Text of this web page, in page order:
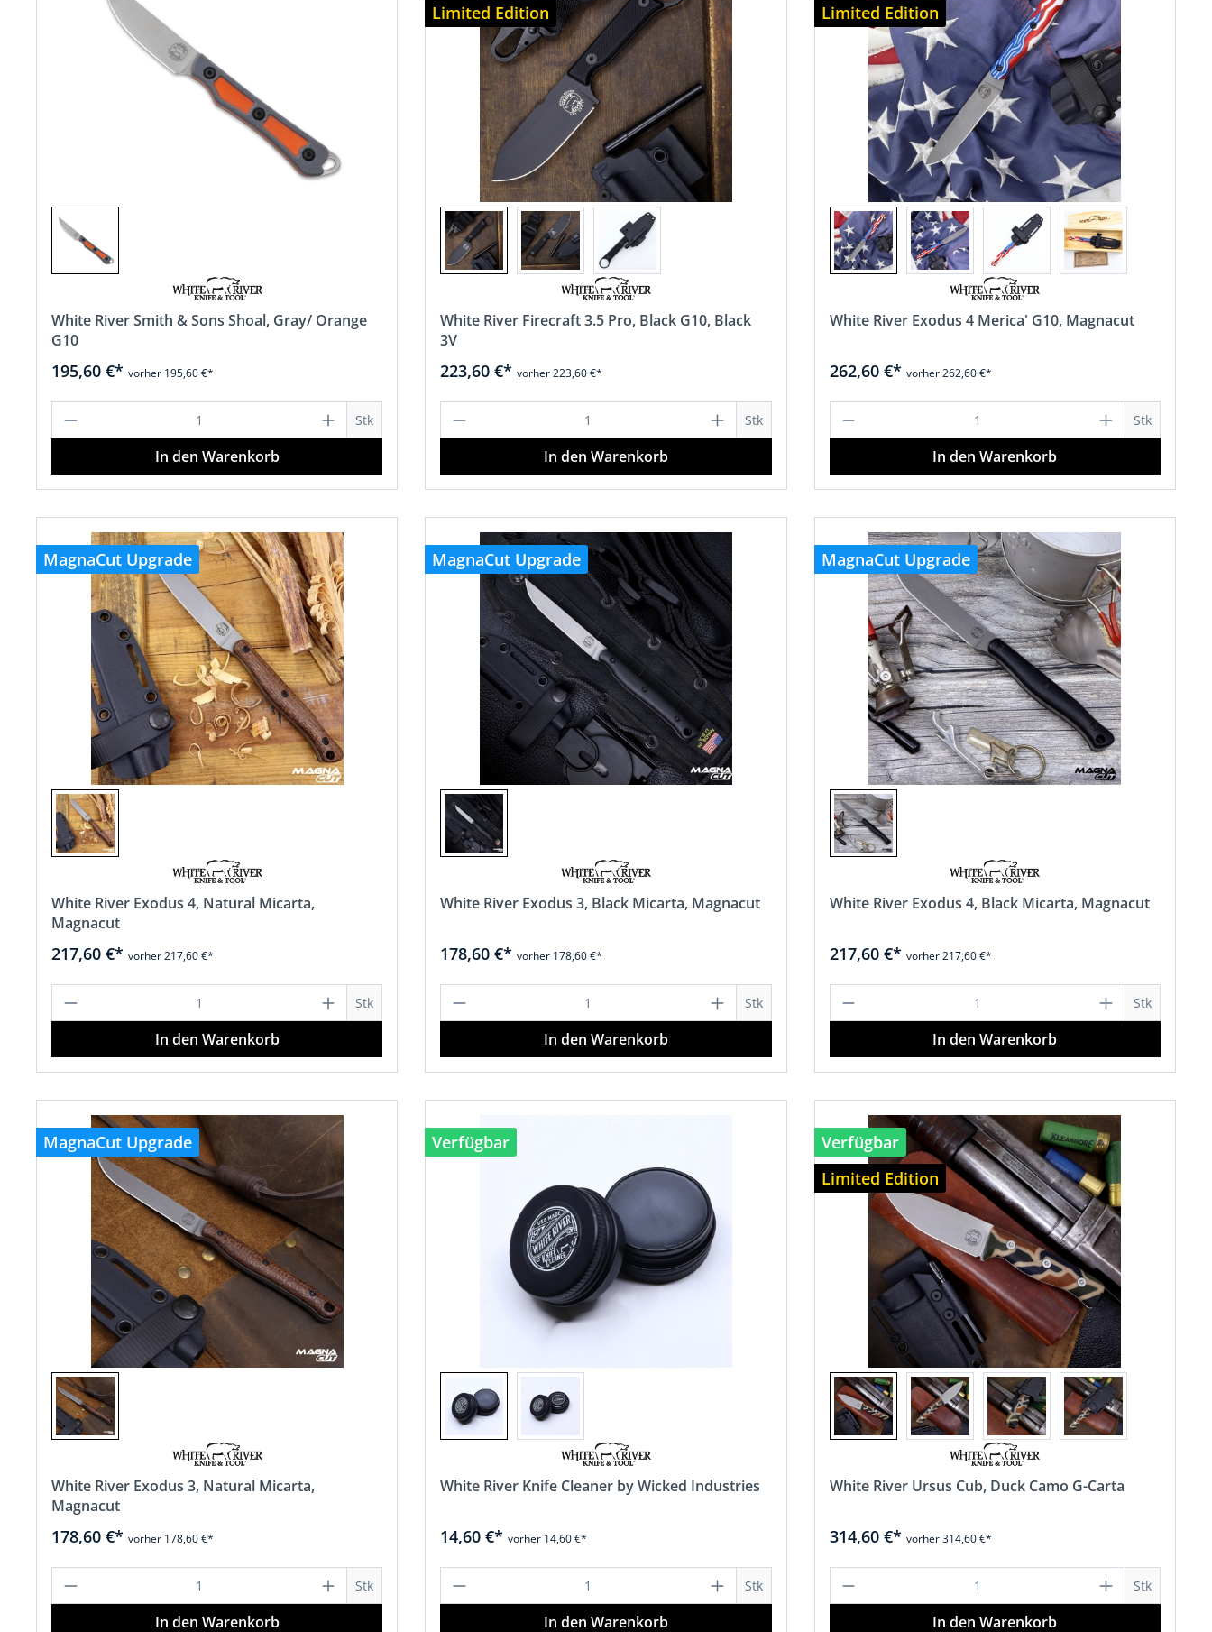
White River Smith & Sons Shoal, Gray/ Orange
G10
195,60 €* vorher 195,60 €*
Produkt Anzahl: Gib den gewünschten Wert ein oder benutze die Schaltflächen um die Anzahl zu erhöhen oder zu
Stk
In den Warenkorb
Limited Edition
White River Firecraft 3.5 Pro, Black G10, Black
3V
223,60 €*vorher 223,60 €*
Produkt Anzahl: Gib den gewünschten Wert ein oder benutze die
Stk
In den Warenkorb
Limited Edition
White River Exodus 4 Merica' G10, Magnacut
262,60 €* vorher 262,60 €*
Produkt Anzahl: Gib den Stk
In den Warenkorb
MagnaCut Upgrade
White River Exodus 4, Natural Micarta,
Magnacut
217,60 €* vorher 217,60 €*
Produkt Anzahl: Gib den gewünschten Wert ein oder benutze die Schaltflächen um die Anzahl zu erhöhen oder zu
Stk
In den Warenkorb
MagnaCut Upgrade
White River Exodus 3, Black Micarta, Magnacut
178,60 €*vorher 178,60 €*
Produkt Anzahl: Gib den gewünschten Wert ein oder benutze die
Stk
In den Warenkorb
MagnaCut Upgrade
White River Exodus 4, Black Micarta, Magnacut
217,60 €* vorher 217,60 €*
Produkt Anzahl: Gib den Stk
In den Warenkorb
MagnaCut Upgrade
White River Exodus 3, Natural Micarta,
Magnacut
178,60 €* vorher 178,60 €*
Produkt Anzahl: Gib den gewünschten Wert ein oder benutze die Schaltflächen um die Anzahl zu erhöhen oder zu
Stk
In den Warenkorb
Verfügbar
White River Knife Cleaner by Wicked Industries
14,60 €*vorher 14,60 €*
Produkt Anzahl: Gib den gewünschten Wert ein oder benutze die
Stk
In den Warenkorb
Verfügbar
Limited Edition
White River Ursus Cub, Duck Camo G-Carta
314,60 €* vorher 314,60 €*
Produkt Anzahl: Gib den Stk
In den Warenkorb